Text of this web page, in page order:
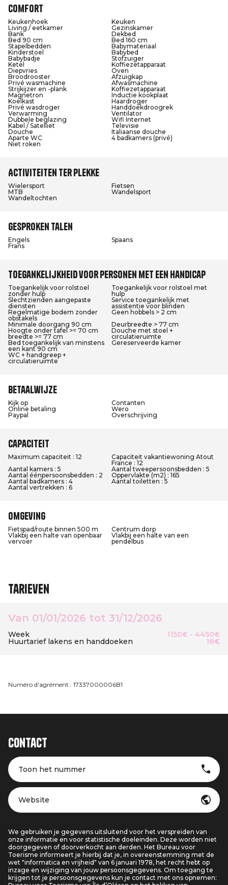
Comfort
Keukenhoek
Keuken
Living / eetkamer
Gezinskamer
Bank
Dekbed
Bed 90 cm
Bed 160 cm
Stapelbedden
Babymateriaal
Kinderstoel
Babybed
Babybadje
Stofzuiger
Ketel
Koffiezetapparaat
Diepvries
Oven
Broodrooster
Afzuigkap
Privé wasmachine
Afwasmachine
Strijkijzer en -plank
Koffiezetapparaat
Magnetron
Inductie kookplaat
Koelkast
Haardroger
Privé wasdroger
Handdoekdroogrek
Verwarming
Ventilator
Dubbele beglazing
Wifi Internet
Kabel / Satelliet
Televisie
Douche
Italiaanse douche
Aparte WC
4 badkamers (privé)
Niet roken
Activiteiten ter plekke
Wielersport
Fietsen
MTB
Wandelsport
Wandeltochten
Gesproken talen
Engels
Spaans
Frans
Toegankelijkheid voor personen met een handicap
Toegankelijk voor rolstoel
zonder hulp
Toegankelijk voor rolstoel met
hulp
Slechtzienden aangepaste
diensten
Service toegankelijk met
assistentie voor blinden
Regelmatige bodem zonder
obstakels
Geen hobbels > 2 cm
Minimale doorgang 90 cm
Deurbreedte > 77 cm
Hoogte onder tafel >= 70 cm
breedte >= 77 cm
Douche met stoel +
circulatieruimte
Bed toegankelijk van minstens
een kant 90 cm
Gereserveerde kamer
WC + handgreep +
circulatieruimte
Betaalwijze
Kijk op
Contanten
Online betaling
Wero
Paypal
Overschrijving
Capaciteit
Maximum capaciteit : 12
Capaciteit vakantiewoning Atout
France : 12
Aantal kamers : 5
Aantal tweepersoonsbedden : 5
Aantal éénpersoonsbedden : 2
Oppervlakte (m2) : 165
Aantal badkamers : 4
Aantal toiletten : 5
Aantal vertrekken : 6
Omgeving
Fietspad/route binnen 500 m
Centrum dorp
Vlakbij een halte van openbaar
vervoer
Vlakbij een halte van een
pendelbus
Tarieven
Van 01/01/2026 tot 31/12/2026
Week 1150€ - 4450€
Huurtarief lakens en handdoeken 18€
Numéro d'agrément : 17337000006B1
Contact
Toon het nummer
Website
We gebruiken je gegevens uitsluitend voor het verspreiden van
onze informatie en voor statistische doeleinden. Deze worden niet
doorgegeven of doorverkocht aan derden. Het Bureau voor
Toerisme informeert je hierbij dat je, in overeenstemming met de
wet "informatica en vrijheid" van 6 januari 1978, het recht hebt op
inzage en wijziging van jouw persoonsgegevens. Om toegang te
krijgen tot je persoonsgegevens kun je contact met ons opnemen: